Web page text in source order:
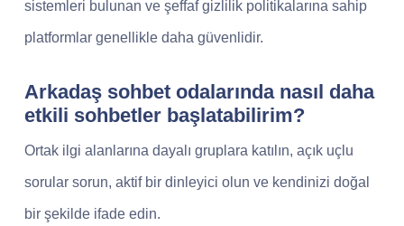
sistemleri bulunan ve şeffaf gizlilik politikalarına sahip
platformlar genellikle daha güvenlidir.
Arkadaş sohbet odalarında nasıl daha
etkili sohbetler başlatabilirim?
Ortak ilgi alanlarına dayalı gruplara katılın, açık uçlu
sorular sorun, aktif bir dinleyici olun ve kendinizi doğal
bir şekilde ifade edin.